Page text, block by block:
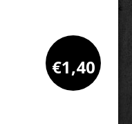
€1,40